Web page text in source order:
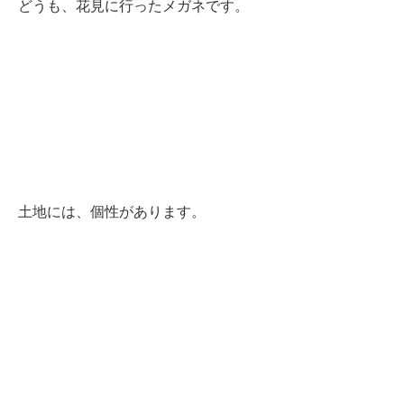
どうも、花見に行ったメガネです。
土地には、個性があります。